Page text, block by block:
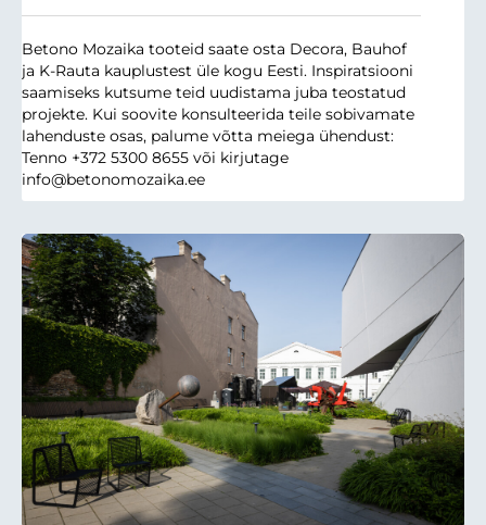
Betono Mozaika tooteid saate osta Decora, Bauhof
ja K-Rauta kauplustest üle kogu Eesti. Inspiratsiooni
saamiseks kutsume teid uudistama juba teostatud
projekte. Kui soovite konsulteerida teile sobivamate
lahenduste osas, palume võtta meiega ühendust:
Tenno +372 5300 8655 või kirjutage
info@betonomozaika.ee